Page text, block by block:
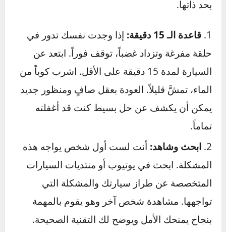
بواحدة دائماً في السيارة) وضع مثلث التحذير
العاكس خلف سيارتك بمسافة كافية.
الهدف هو الوصول لبر الأمان:
إصلاحات السيارة
الطارئة على الطريقيجب أن تكون مؤقتة. هدفك
هو جعل السيارة قابلة للقيادة للوصول إلى أقرب
ورشة أو مكان آمن، وليس إجراء إصلاح دائم على
جانب طريق سريع خطير.
كيف تحافظ على هدوئك وتتجنب
الإحباط؟
هذا القسم لا يقل أهمية عن الأدوات المعدنية.
التعامل مع الإحباط عند إصلاح السيارة هو مهارة